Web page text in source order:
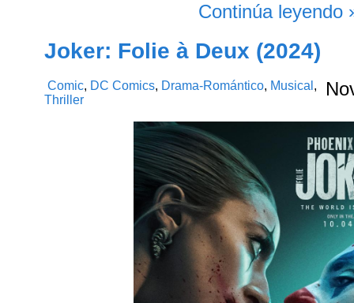
Continúa leyendo
Joker: Folie à Deux (2024)
Comic, DC Comics, Drama-Romántico, Musical ,
Thriller